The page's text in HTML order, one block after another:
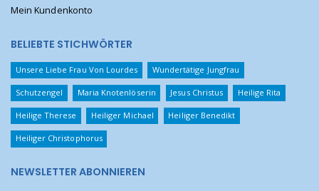
Mein Kundenkonto
BELIEBTE STICHWÖRTER
Unsere Liebe Frau Von Lourdes Wundertätige Jungfrau
Schutzengel Maria Knotenlöserin Jesus Christus Heilige Rita
Heilige Therese Heiliger Michael Heiliger Benedikt
Heiliger Christophorus
NEWSLETTER ABONNIEREN